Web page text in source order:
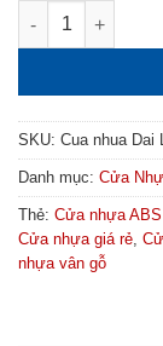
Cửa Composite
SKU: Cua nhua Dai
Danh mục: Cửa
Thẻ: Cửa nhựa
Cửa nhựa giá rẻ,
nhựa vân gỗ